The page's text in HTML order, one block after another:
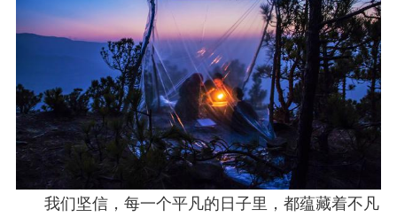
我们坚信，每一个平凡的日子里，都蕴藏着不凡